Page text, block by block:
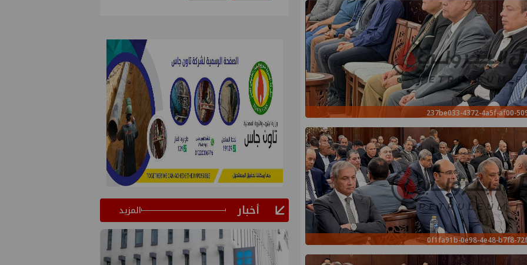
237be033-4372-4a5f-af00-
0f1fa91b-0e98-4e48-b7f8-
أخبار المزيد